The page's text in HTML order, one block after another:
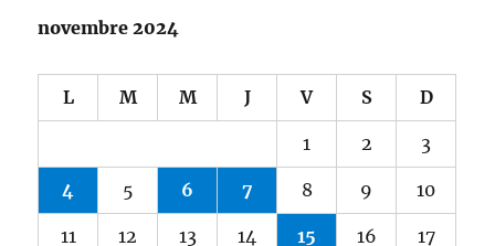
novembre 2024
L M M J V S D
1 2 3
4 5 6 7 8 9 10
11 12 13 14 15 16 17